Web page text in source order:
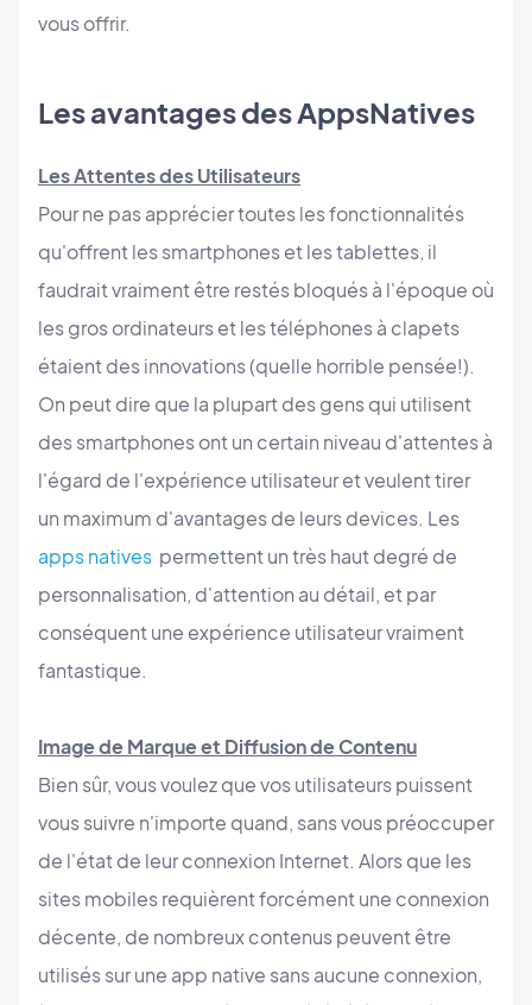
vous offrir.
Les avantages des AppsNatives
Les Attentes des Utilisateurs
Pour ne pas apprécier toutes les fonctionnalités
qu'offrent les smartphones et les tablettes, il
faudrait vraiment être restés bloqués à l'époque où
les gros ordinateurs et les téléphones à clapets
étaient des innovations (quelle horrible pensée!).
On peut dire que la plupart des gens qui utilisent
des smartphones ont un certain niveau d'attentes à
l'égard de l'expérience utilisateur et veulent tirer
un maximum d'avantages de leurs devices. Les
apps natives permettent un très haut degré de
personnalisation, d'attention au détail, et par
conséquent une expérience utilisateur vraiment
fantastique.
Image de Marque et Diffusion de Contenu
Bien sûr, vous voulez que vos utilisateurs puissent
vous suivre n'importe quand, sans vous préoccuper
de l'état de leur connexion Internet. Alors que les
sites mobiles requièrent forcément une connexion
décente, de nombreux contenus peuvent être
utilisés sur une app native sans aucune connexion,